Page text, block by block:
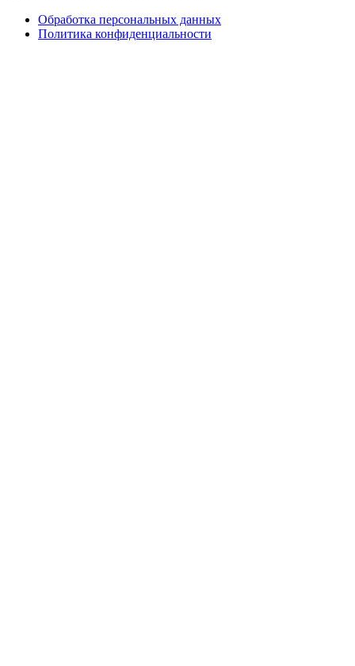
Обработка персональных данных
Политика конфиденциальности